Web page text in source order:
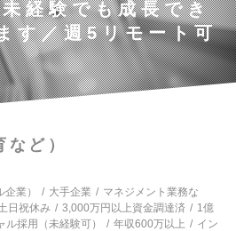
経験でも成長でき
す／週5リモート可
ど）
業）
大手企業
マネジメント業務な
日祝休み 3,000万円以上資金調達済
1億
ル採用（未経験可） 年収600万以上
イン